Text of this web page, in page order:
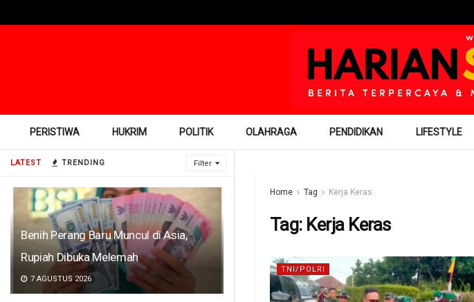
LATEST TRENDING Filter
Benih Perang Baru Muncul di Asia,
Rupiah Dibuka Melemah
7 AGUSTUS 2026
PERISTIWA HUKRIM POLITIK OLAHRAGA PENDIDIKAN LIFESTYLE
Home Tag Kerja Keras
Tag: Kerja Keras
TNI/POLRI